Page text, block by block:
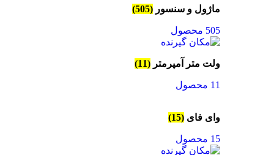
ماژول و سنسور (505)
505 محصول
ولت متر آمپرمتر (11)
11 محصول
وای فای (15)
15 محصول